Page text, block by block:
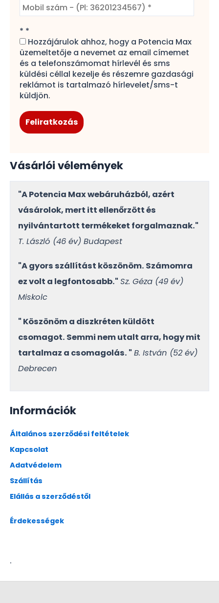
* *
Hozzájárulok ahhoz, hogy a Potencia Max
üzemeltetője a nevemet az email címemet
és a telefonszámomat hírlevél és sms
küldési céllal kezelje és részemre gazdasági
reklámot is tartalmazó hírlevelet/sms-t
küldjön.
Vásárlói vélemények
"A Potencia Max webáruházból, azért
vásárolok, mert itt ellenőrzött és
nyilvántartott termékeket forgalmaznak."
T. László (46 év) Budapest
"A gyors szállítást köszönöm. Számomra
ez volt a legfontosabb." Sz. Géza (49 év)
Miskolc
" Köszönöm a diszkréten küldött
csomagot. Semmi nem utalt arra, hogy mit
tartalmaz a csomagolás. " B. István (52 év)
Debrecen
Információk
Általános szerződési feltételek
Kapcsolat
Adatvédelem
Szállítás
Elállás a szerződéstől
Érdekességek
.